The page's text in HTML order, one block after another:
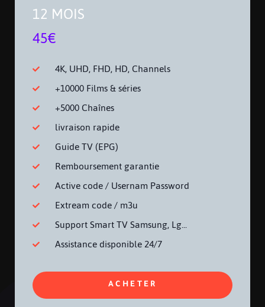
12 MOIS
45€
4K, UHD, FHD, HD, Channels
+10000 Films & séries
+5000 Chaînes
livraison rapide
Guide TV (EPG)
Remboursement garantie
Active code / Usernam Password
Extream code / m3u
Support Smart TV Samsung, Lg...
Assistance disponible 24/7
ACHETER